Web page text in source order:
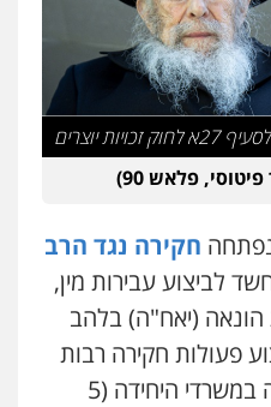
פלדמן
צווארון לבן זכויות אדם אזרחי
פשיעה חמורה נוער
יוצרים
פלאש 90)
חקירה נגד הרב
בחשד לביצוע עבירות מין,
הונאה (יאח"ה) בלהב
פעולות חקירה רבות
זומן הרב לחקירה באזהרה במשרדי היחידה (5
עורכי דין
עורכי דין לענייני
עורך דין פלילי
פשיעה חמורה